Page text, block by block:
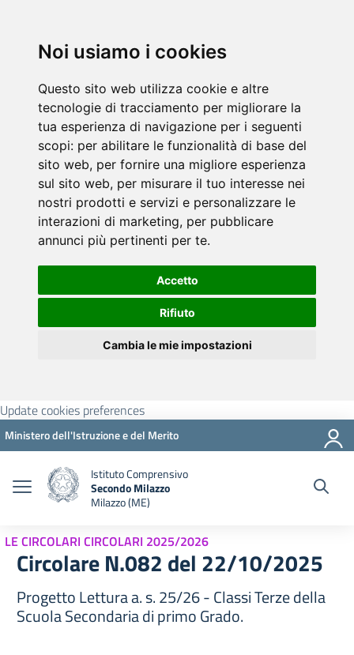
Noi usiamo i cookies
Questo sito web utilizza cookie e altre
tecnologie di tracciamento per migliorare la
tua esperienza di navigazione per i seguenti
scopi: per abilitare le funzionalità di base del
sito web, per fornire una migliore esperienza
sul sito web, per misurare il tuo interesse nei
nostri prodotti e servizi e personalizzare le
interazioni di marketing, per pubblicare
annunci più pertinenti per te.
Accetto
Rifiuto
Cambia le mie impostazioni
Update cookies preferences
Ministero dell'Istruzione e del Merito
Istituto Comprensivo
Secondo Milazzo
Milazzo (ME)
LE CIRCOLARI CIRCOLARI 2025/2026
Circolare N.082 del 22/10/2025
Progetto Lettura a. s. 25/26 - Classi Terze della
Scuola Secondaria di primo Grado.